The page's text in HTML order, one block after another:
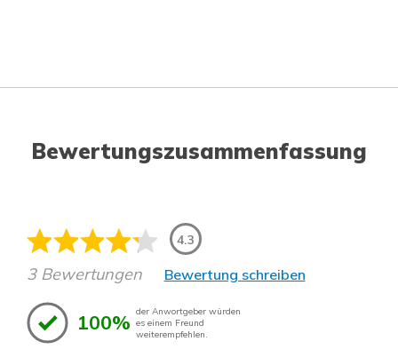
Bewertungszusammenfassung
4.3
3 Bewertungen Bewertung schreiben
100% der Anwortgeber würden
es einem Freund
weiterempfehlen.